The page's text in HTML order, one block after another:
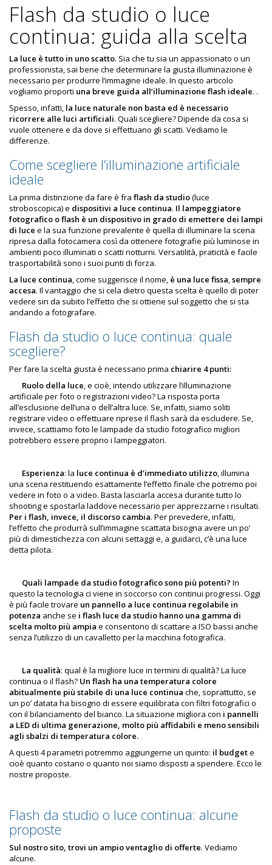
Flash da studio o luce
continua: guida alla scelta
La luce è tutto in uno scatto. Sia che tu sia un appassionato o un
professionista, sai bene che determinare la giusta illuminazione è
necessario per produrre l’immagine ideale. In questo articolo
vogliamo proporti una breve guida all’illuminazione flash ideale. .
Spesso, infatti, la luce naturale non basta ed è necessario
ricorrere alle luci artificiali. Quali scegliere? Dipende da cosa si
vuole ottenere e da dove si effettuano gli scatti. Vediamo le
differenze.
Come scegliere l’illuminazione artificiale
ideale
La prima distinzione da fare è fra flash da studio(luce
stroboscopica) e dispositivi a luce continua. Il lampeggiatore
fotografico o flash è un dispositivo in grado di emettere dei lampi
di luce e la sua funzione prevalente è quella di illuminare la scena
ripresa dalla fotocamera così da ottenere fotografie più luminose in
ambienti poco illuminati o scatti notturni. Versatilità, praticità e facile
trasportabilità sono i suoi punti di forza.
La luce continua, come suggerisce il nome, è una luce fissa,sempre
accesa. Il vantaggio che si cela dietro questa scelta è quello di poter
vedere sin da subito l’effetto che si ottiene sul soggetto che si sta
andando a fotografare.
Flash da studio o luce continua: quale
scegliere?
Per fare la scelta giusta è necessario prima chiarire 4 punti:
Ruolo della luce, e cioè, intendo utilizzare l’illuminazione
artificiale per foto o registrazioni video? La risposta porta
all’esclusione dell’una o dell’altra luce. Se, infatti, siamo soliti
registrare video o effettuare riprese il flash sarà da escludere. Se,
invece, scattiamo foto le lampade da studio fotografico migliori
potrebbero essere proprio i lampeggiatori.
Esperienza: la luce continua è d’immediato utilizzo, illumina
una scena restituendo esattamente l’effetto finale che potremo poi
vedere in foto o a video. Basta lasciarla accesa durante tutto lo
shooting e spostarla laddove necessario per apprezzarne i risultati.
Per i flash, invece, il discorso cambia. Per prevedere, infatti,
l’effetto che produrrà sull’immagine scattata bisogna avere un po’
più di dimestichezza con alcuni settaggi e, a guidarci, c’è una luce
detta pilota.
Quali lampade da studio fotografico sono più potenti? In
questo la tecnologia ci viene in soccorso con continui progressi. Oggi
è più facile trovare un pannello a luce continua regolabile in
potenza anche se i flash luce da studio hanno una gamma di
scelta molto più ampia e consentono di scattare a ISO bassi anche
senza l’utilizzo di un cavalletto per la macchina fotografica.
La qualità: qual è la migliore luce in termini di qualità? La luce
continua o il flash? Un flash ha una temperatura colore
abitualmente più stabile di una luce continua che, soprattutto, se
un po’ datata ha bisogno di essere equilibrata con filtri fotografici o
con il bilanciamento del bianco. La situazione migliora con i pannelli
a LED di ultima generazione, molto più affidabili e meno sensibili
agli sbalzi di temperatura colore.
A questi 4 parametri potremmo aggiungerne un quinto: il budgete
cioè quanto costano o quanto noi siamo disposti a spendere. Ecco le
nostre proposte.
Flash da studio o luce continua: alcune
proposte
Sul nostro sito, trovi un ampio ventaglio di offerte. Vediamo
alcune.